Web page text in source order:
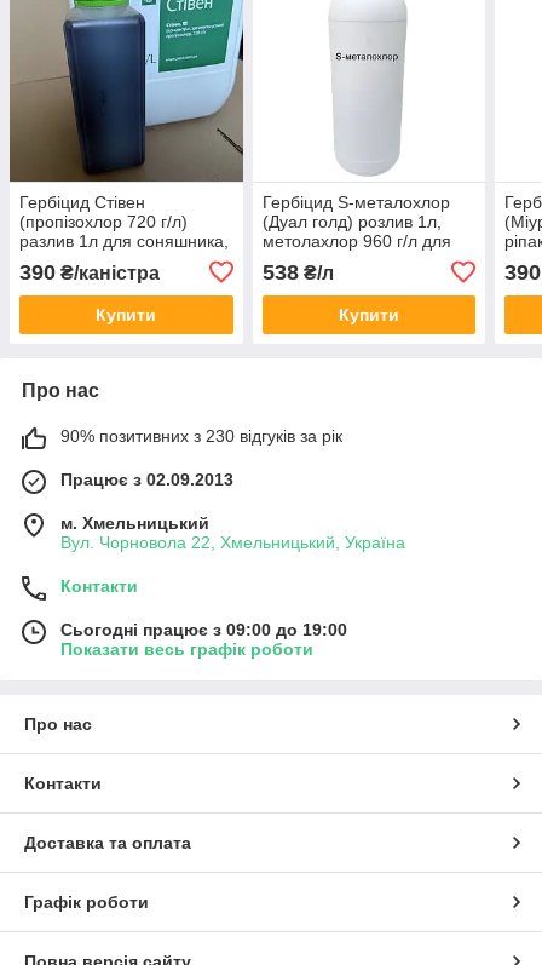
Гербіцид Стівен
(пропізохлор 720 г/л)
разлив 1л для соняшника,
гороху, картоплі
390 ₴/каністра
Купити
Гербіцид S-металохлор
(Дуал голд) розлив 1л,
метолахлор 960 г/л для
цукрових буряків,
соняшника, гороху
538₴/л
Купити
л)
390
Про нас
90% позитивних з 230 відгуків за рік
Працює з 02.09.2013
м. Хмельницький
Вул. Чорновола 22, Хмельницький, Україна
Контакти
Сьогодні працює з 09:00 до 19:00
Показати весь графік роботи
Про нас
Контакти
Доставка та оплата
Графік роботи